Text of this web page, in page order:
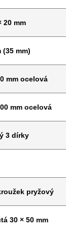
20 mm
(35 mm)
mm ocelová
mm ocelová
3 dírky
pryžový
30 × 50 mm